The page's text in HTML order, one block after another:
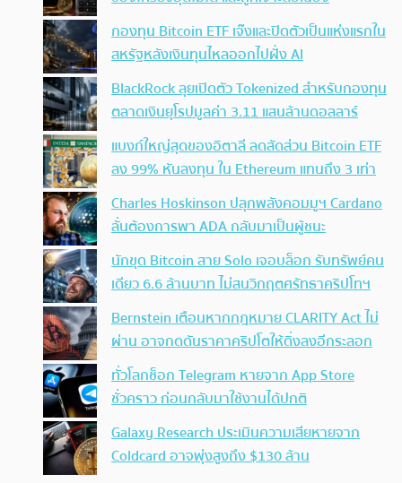
กองทุน Bitcoin ETF เจ๊งและปิดตัวเป็นแห่งแรกใน
สหรัฐหลังเงินทุนไหลออกไปฝั่ง AI
BlackRock ลุยเปิดตัว Tokenized สำหรับกองทุน
ตลาดเงินยุโรปมูลค่า 3.11 แสนล้านดอลลาร์
แบงก์ใหญ่สุดของอิตาลี ลดสัดส่วน Bitcoin ETF
ลง 99% หันลงทุน ใน Ethereum แทนถึง 3 เท่า
Charles Hoskinson ปลุกพลังคอมมูฯ Cardano
ลั่นต้องการพา ADA กลับมาเป็นผู้ชนะ
นักขุด Bitcoin สาย Solo เจอบล็อก รับทรัพย์คน
เดียว 6.6 ล้านบาท ไม่สนวิกฤตศรัทธาคริปโทฯ
Bernstein เตือนหากกฎหมาย CLARITY Act ไม่
ผ่าน อาจกดดันราคาคริปโตให้ดิ่งลงอีกระลอก
ทั่วโลกช็อก Telegram หายจาก App Store
ชั่วคราว ก่อนกลับมาใช้งานได้ปกติ
Galaxy Research ประเมินความเสียหายจาก
Coldcard อาจพุ่งสูงถึง $130 ล้าน